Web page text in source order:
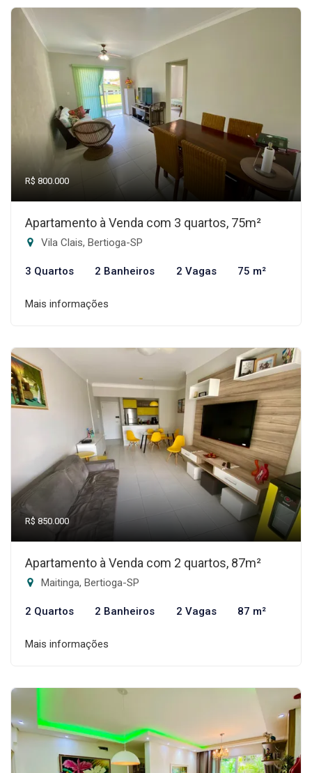
R$ 800.000
Apartamento à Venda com 3 quartos, 75m²
Vila Clais, Bertioga-SP
3 Quartos 2 Banheiros 2 Vagas 75 m²
Mais informações
R$ 850.000
Apartamento à Venda com 2 quartos, 87m²
Maitinga, Bertioga-SP
2 Quartos 2 Banheiros 2 Vagas 87 m²
Mais informações